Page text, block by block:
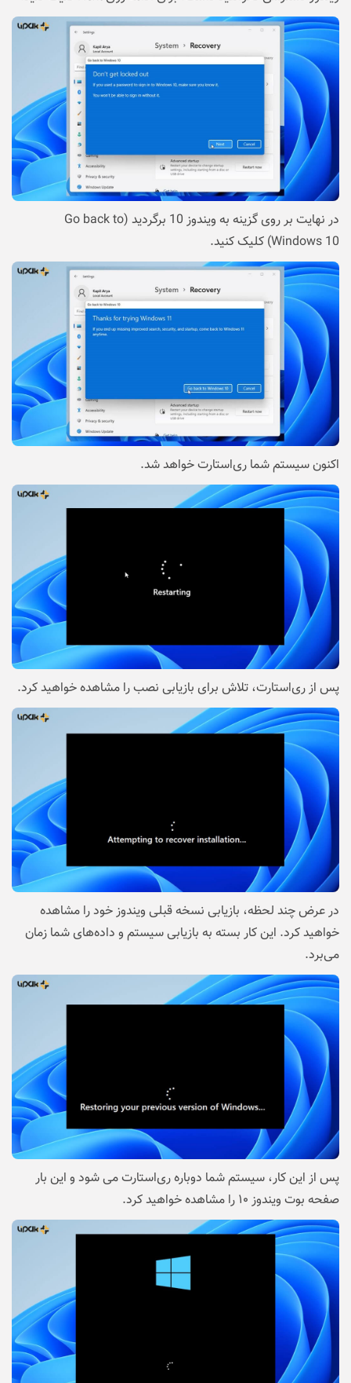
در نهایت بر روی گزینه به ویندوز 10 برگردید (Go back to
Windows 10) کلیک کنید.
اکنون سیستم شما ری‌استارت خواهد شد.
پس از ری‌استارت، تلاش برای بازیابی نصب را مشاهده خواهید کرد.
در عرض چند لحظه، بازیابی نسخه قبلی ویندوز خود را مشاهده
خواهید کرد. این کار بسته به بازیابی سیستم و داده‌های شما زمان
می‌برد.
پس از این کار، سیستم شما دوباره ری‌استارت می شود و این بار
صفحه بوت ویندوز ۱۰ را مشاهده خواهید کرد.